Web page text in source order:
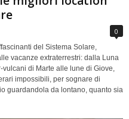
0
del Sistema Solare,
vacanze extraterrestri: dalla Luna
di Marte alle lune di Giove,
impossibili, per sognare di
guardandola da lontano, quanto sia